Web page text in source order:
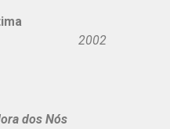
2002
dos Nós